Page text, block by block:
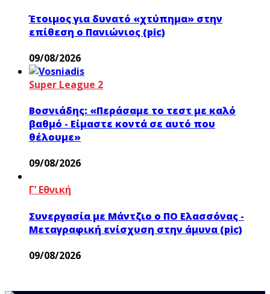
Έτοιμος για δυνατό «χτύπημα» στην
επίθεση ο Πανιώνιος (pic)
09/08/2026
Super League 2
Βοσνιάδης: «Περάσαμε το τεστ με καλό
βαθμό - Είμαστε κοντά σε αυτό που
θέλουμε»
09/08/2026
Γ’ Εθνική
Συνεργασία με Μάντζιο ο ΠΟ Ελασσόνας -
Μεταγραφική ενίσχυση στην άμυνα (pic)
09/08/2026